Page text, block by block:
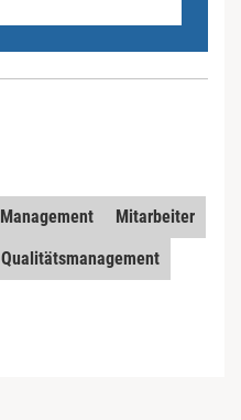
Management
Mitarbeiter
Qualitätsmanagement